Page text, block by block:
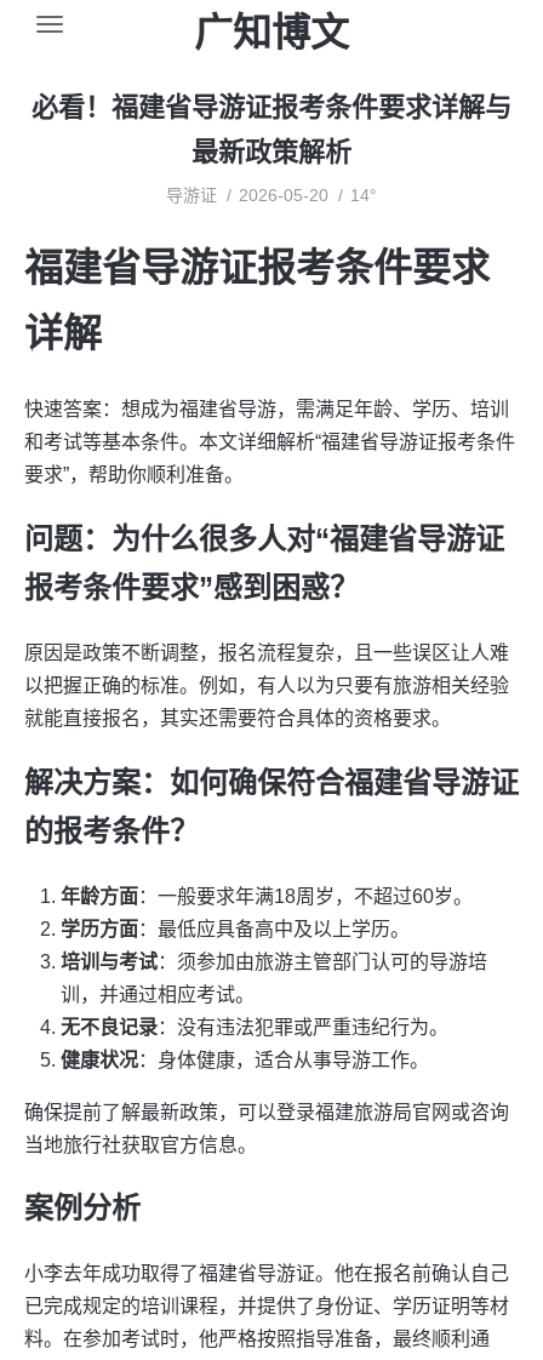
广知博文
必看！福建省导游证报考条件要求详解与
最新政策解析
导游证 2026-05-20 14°
福建省导游证报考条件要求
详解
快速答案：想成为福建省导游，需满足年龄、学历、培训
和考试等基本条件。本文详细解析“福建省导游证报考条件
要求”，帮助你顺利准备。
问题：为什么很多人对“福建省导游证
报考条件要求”感到困惑？
原因是政策不断调整，报名流程复杂，且一些误区让人难
以把握正确的标准。例如，有人以为只要有旅游相关经验
就能直接报名，其实还需要符合具体的资格要求。
解决方案：如何确保符合福建省导游证
的报考条件？
年龄方面：一般要求年满18周岁，不超过60岁。
学历方面：最低应具备高中及以上学历。
培训与考试：须参加由旅游主管部门认可的导游培
训，并通过相应考试。
无不良记录：没有违法犯罪或严重违纪行为。
健康状况：身体健康，适合从事导游工作。
确保提前了解最新政策，可以登录福建旅游局官网或咨询
当地旅行社获取官方信息。
案例分析
小李去年成功取得了福建省导游证。他在报名前确认自己
已完成规定的培训课程，并提供了身份证、学历证明等材
料。在参加考试时，他严格按照指导准备，最终顺利通